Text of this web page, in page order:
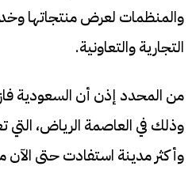
والمنظمات لعرض منتجاتها
التجارية والتعاونية.
وذلك في العاصمة الرياض، التي
وأكثر مدينة استفادت حتى الآن